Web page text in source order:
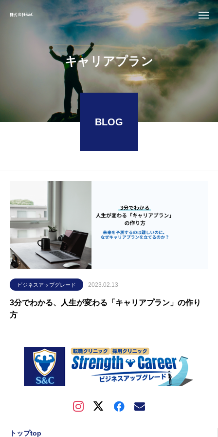
株式会社S&C
キャ リアプラン
BLOG
ビジネスアップグレード 2023.02.13
3分でわかる、人生が変わる「キャリアプラン」の作り
方
トップtop